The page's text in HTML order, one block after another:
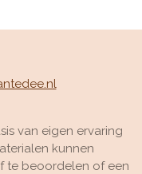
van eigen ervaring
kunnen
te beoordelen of een